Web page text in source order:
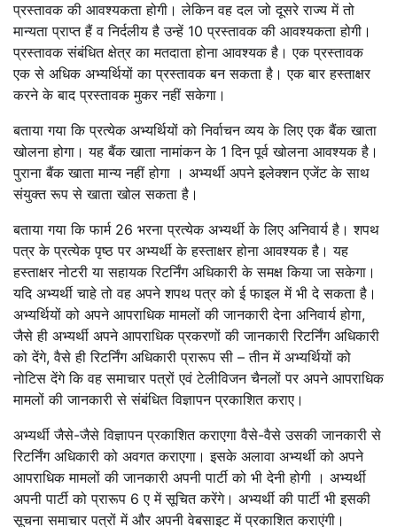
प्रस्तावक की आवश्यकता होगी। लेकिन वह दल जो दूसरे राज्य में तो
मान्यता प्राप्त हैं व निर्दलीय है उन्हें 10 प्रस्तावक की आवश्यकता होगी।
प्रस्तावक संबंधित क्षेत्र का मतदाता होना आवश्यक है। एक प्रस्तावक
एक से अधिक अभ्यर्थियों का प्रस्तावक बन सकता है। एक बार हस्ताक्षर
करने के बाद प्रस्तावक मुकर नहीं सकेगा।
बताया गया कि प्रत्येक अभ्यर्थियों को निर्वाचन व्यय के लिए एक बैंक खाता
खोलना होगा। यह बैंक खाता नामांकन के 1 दिन पूर्व खोलना आवश्यक है।
पुराना बैंक खाता मान्य नहीं होगा । अभ्यर्थी अपने इलेक्शन एजेंट के साथ
संयुक्त रूप से खाता खोल सकता है।
बताया गया कि फार्म 26 भरना प्रत्येक अभ्यर्थी के लिए अनिवार्य है। शपथ
पत्र के प्रत्येक पृष्ठ पर अभ्यर्थी के हस्ताक्षर होना आवश्यक है। यह
हस्ताक्षर नोटरी या सहायक रिटर्निंग अधिकारी के समक्ष किया जा सकेगा।
यदि अभ्यर्थी चाहे तो वह अपने शपथ पत्र को ई फाइल में भी दे सकता है।
अभ्यर्थियों को अपने आपराधिक मामलों की जानकारी देना अनिवार्य होगा,
जैसे ही अभ्यर्थी अपने आपराधिक प्रकरणों की जानकारी रिटर्निंग अधिकारी
को देंगे, वैसे ही रिटर्निंग अधिकारी प्रारूप सी – तीन में अभ्यर्थियों को
नोटिस देंगे कि वह समाचार पत्रों एवं टेलीविजन चैनलों पर अपने आपराधिक
मामलों की जानकारी से संबंधित विज्ञापन प्रकाशित कराए।
अभ्यर्थी जैसे-जैसे विज्ञापन प्रकाशित कराएगा वैसे-वैसे उसकी जानकारी से
रिटर्निंग अधिकारी को अवगत कराएगा। इसके अलावा अभ्यर्थी को अपने
आपराधिक मामलों की जानकारी अपनी पार्टी को भी देनी होगी । अभ्यर्थी
अपनी पार्टी को प्रारूप 6 ए में सूचित करेंगे। अभ्यर्थी की पार्टी भी इसकी
सूचना समाचार पत्रों में और अपनी वेबसाइट में प्रकाशित कराएंगी।